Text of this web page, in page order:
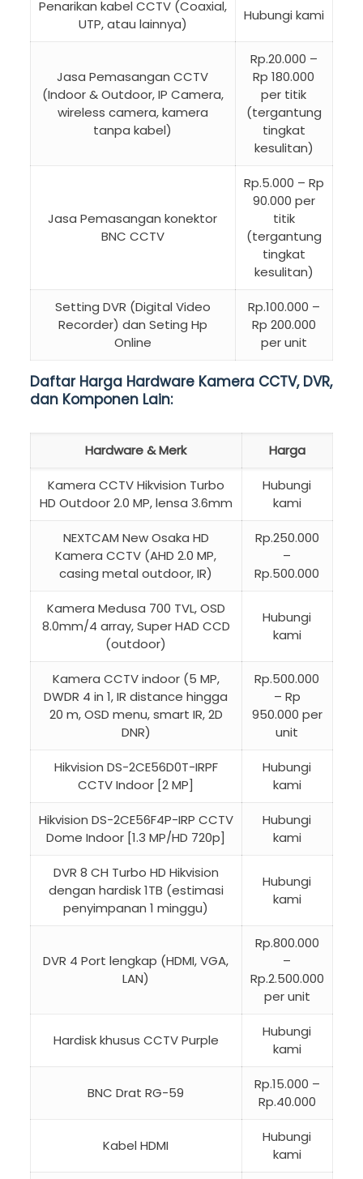
Penarikan kabel CCTV (Coaxial,
UTP, atau lainnya)
Hubungi kami
Jasa Pemasangan CCTV
(Indoor & Outdoor, IP Camera,
wireless camera, kamera
tanpa kabel)
Rp.20.000 –
Rp 180.000
per titik
(tergantung
tingkat
kesulitan)
Jasa Pemasangan konektor
BNC CCTV
Rp.5.000 – Rp
90.000 per
titik
(tergantung
tingkat
kesulitan)
Setting DVR (Digital Video
Recorder) dan Seting Hp
Online
Rp.100.000 –
Rp 200.000
per unit
Daftar Harga Hardware Kamera CCTV, DVR,
dan Komponen Lain:
Hardware & Merk Harga
Kamera CCTV Hikvision Turbo
HD Outdoor 2.0 MP, lensa 3.6mm
Hubungi
kami
NEXTCAM New Osaka HD
Kamera CCTV (AHD 2.0 MP,
casing metal outdoor, IR)
Rp.250.000
–
Rp.500.000
Kamera Medusa 700 TVL, OSD
8.0mm/4 array, Super HAD CCD
(outdoor)
Hubungi
kami
Kamera CCTV indoor (5 MP,
DWDR 4 in 1, IR distance hingga
20 m, OSD menu, smart IR, 2D
DNR)
Rp.500.000
– Rp
950.000 per
unit
Hikvision DS-2CE56D0T-IRPF
CCTV Indoor [2 MP]
Hubungi
kami
Hikvision DS-2CE56F4P-IRP CCTV
Dome Indoor [1.3 MP/HD 720p]
Hubungi
kami
DVR 8 CH Turbo HD Hikvision
dengan hardisk 1TB (estimasi
penyimpanan 1 minggu)
Hubungi
kami
DVR 4 Port lengkap (HDMI, VGA,
LAN)
Rp.800.000
–
Rp.2.500.000
per unit
Hardisk khusus CCTV Purple
Hubungi
kami
BNC Drat RG-59
Rp.15.000 –
Rp.40.000
Kabel HDMI
Hubungi
kami